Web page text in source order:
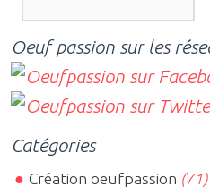
Oeuf passion sur les
Catégories
Création oeufpassion (71)